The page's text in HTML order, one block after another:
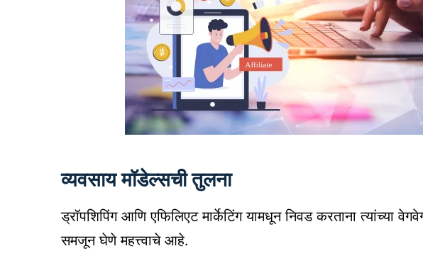
व्यवसाय मॉडेल्सची तुलना
ड्रॉपशिपिंग आणि एफिलिएट मार्केटिंग यामधून निवड करताना त्यांच्या
समजून घेणे महत्त्वाचे आहे.